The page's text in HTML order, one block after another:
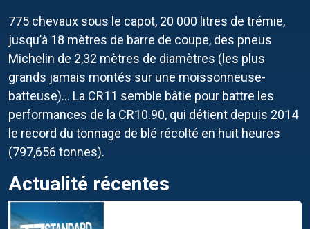
775 chevaux sous le capot, 20 000 litres de trémie,
jusqu’à 18 mètres de barre de coupe, des pneus
Michelin de 2,32 mètres de diamètres (les plus
grands jamais montés sur une moissonneuse-
batteuse)… La CR11 semble bâtie pour battre les
performances de la CR10.90, qui détient depuis 2014
le record du tonnage de blé récolté en huit heures
(797,656 tonnes).
Actualité récentes